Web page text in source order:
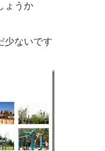
ょうか
少ないです